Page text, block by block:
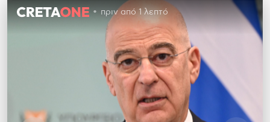
πριν από 1 λεπτό